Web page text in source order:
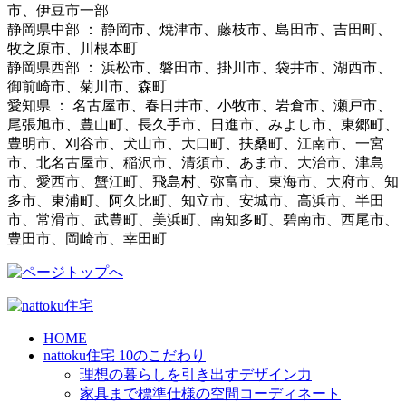
市、伊豆市一部
静岡県中部 ： 静岡市、焼津市、藤枝市、島田市、吉田町、
牧之原市、川根本町
静岡県西部 ： 浜松市、磐田市、掛川市、袋井市、湖西市、
御前崎市、菊川市、森町
愛知県 ： 名古屋市、春日井市、小牧市、岩倉市、瀬戸市、
尾張旭市、豊山町、長久手市、日進市、みよし市、東郷町、
豊明市、刈谷市、犬山市、大口町、扶桑町、江南市、一宮
市、北名古屋市、稲沢市、清須市、あま市、大治市、津島
市、愛西市、蟹江町、飛島村、弥富市、東海市、大府市、知
多市、東浦町、阿久比町、知立市、安城市、高浜市、半田
市、常滑市、武豊町、美浜町、南知多町、碧南市、西尾市、
豊田市、岡崎市、幸田町
HOME
nattoku住宅 10のこだわり
理想の暮らしを引き出すデザイン力
家具まで標準仕様の空間コーディネート